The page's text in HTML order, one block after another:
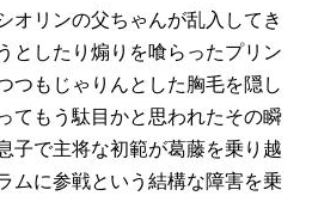
オリンの父ちゃんが乱入してき
としたり煽りを喰らったプリン
つもじゃりんとした胸毛を隠し
てもう駄目かと思われたその瞬
子で主将な初範が葛藤を乗り越
ムに参戦という結構な障害を乗